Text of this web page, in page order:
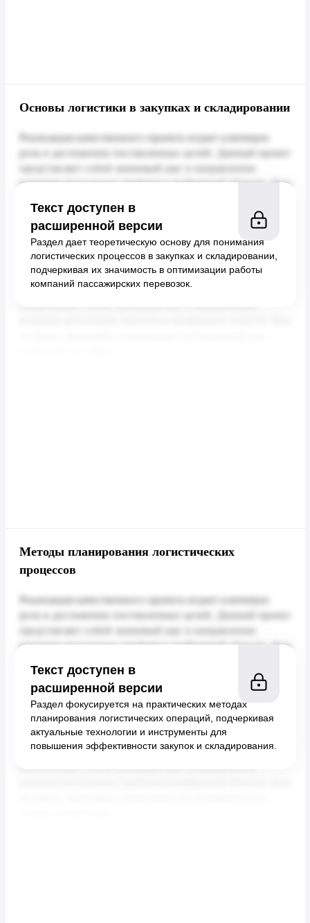
Основы логистики в закупках и складировании
Текст доступен в
расширенной версии
Раздел дает теоретическую основу для понимания
логистических процессов в закупках и складировании,
подчеркивая их значимость в оптимизации работы
компаний пассажирских перевозок.
Методы планирования логистических
процессов
Текст доступен в
расширенной версии
Раздел фокусируется на практических методах
планирования логистических операций, подчеркивая
актуальные технологии и инструменты для
повышения эффективности закупок и складирования.